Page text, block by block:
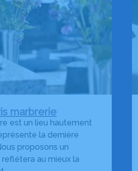
marbrerie
est un lieu hautement
la dernière
proposons un
au mieux la